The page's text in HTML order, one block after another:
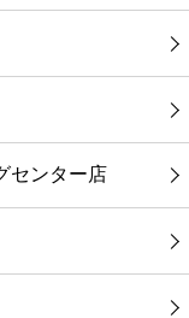
センター店